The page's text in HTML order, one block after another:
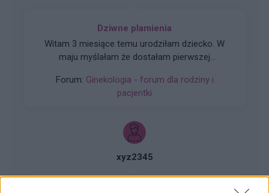
Dziwne plamienia
Witam 3 miesiące temu urodziłam dziecko. W
maju myślałam że dostałam pierwszej
typowe jak na okres. Przypominało to bardziej
takie plamienie i to nie żywą różową Kris ze
dnia był a na drugi dzień było czysto. I robi się
mi tak co 2 tyg raz trwa 3 dni a raz 6 jak przy
Forum: Ginekologia - forum dla rodziny i
pacjentki
xyz2345